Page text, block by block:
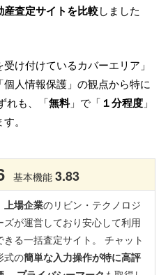
査定サイトを比較しました
け付けているカバーエリア」
個人情報保護」の観点から特に
れも、「無料」で「 １分程度 」
。